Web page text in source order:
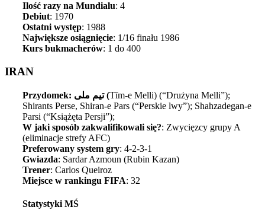
Ilość razy na Mundialu: 4
Debiut: 1970
Ostatni występ: 1988
Największe osiągnięcie: 1/16 finału 1986
Kurs bukmacherów: 1 do 400
IRAN
Przydomek: تیم ملی(Tīm-e Melli) (“Drużyna Melli”);
Shirants Perse, Shiran-e Pars (“Perskie lwy”); Shahzadegan-e
Parsi (“Książęta Persji”);
W jaki sposób zakwalifikowali się?: Zwycięzcy grupy A
(eliminacje strefy AFC)
Preferowany system gry: 4-2-3-1
Gwiazda: Sardar Azmoun (Rubin Kazan)
Trener: Carlos Queiroz
Miejsce w rankingu FIFA: 32
Statystyki MŚ